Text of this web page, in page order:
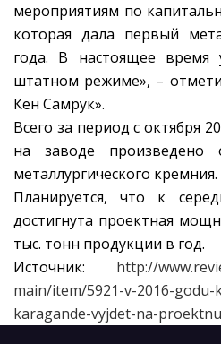
мероприятиям по
которая дала первый
года. В настоящее время
штатном режиме», –
Кен Самрук».
Всего за период с октября
на заводе произведено
металлургического кремния.
Планируется, что к
достигнута проектная
тыс. тонн продукции в год.
Источник: http://
main/item/5921-v-2016-godu-
karagande-vyjdet-na-